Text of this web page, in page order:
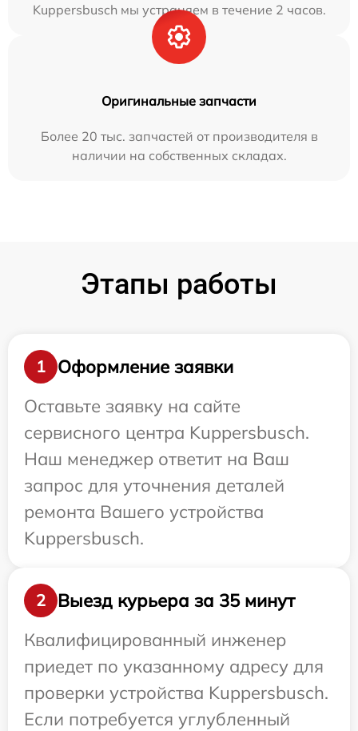
Kuppersbusch мы устраняем в течение 2 часов.
Оригинальные запчасти
Более 20 тыс. запчастей от производителя в
наличии на собственных складах.
Этапы работы
1
Оформление заявки
Оставьте заявку на сайте
сервисного центра Kuppersbusch.
Наш менеджер ответит на Ваш
запрос для уточнения деталей
ремонта Вашего устройства
Kuppersbusch.
2
Выезд курьера за 35 минут
Квалифицированный инженер
приедет по указанному адресу для
проверки устройства Kuppersbusch.
Если потребуется углубленный